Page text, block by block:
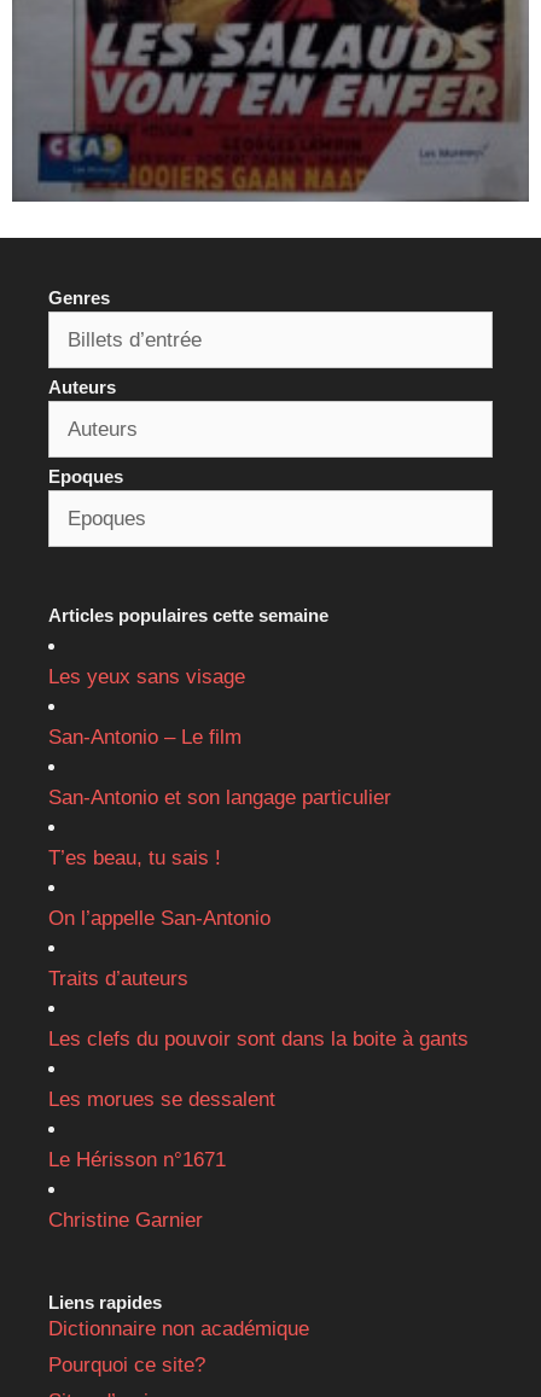
Genres
Auteurs
Epoques
Articles populaires cette semaine
Les yeux sans visage
San-Antonio – Le film
San-Antonio et son langage particulier
T’es beau, tu sais !
On l’appelle San-Antonio
Traits d’auteurs
Les clefs du pouvoir sont dans la boite à gants
Les morues se dessalent
Le Hérisson n°1671
Christine Garnier
Liens rapides
Dictionnaire non académique
Pourquoi ce site?